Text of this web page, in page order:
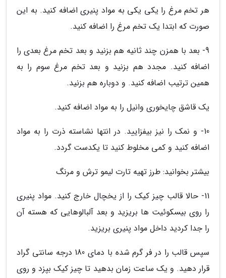
هر تخم مرغ را یکی یکی به مواد پنیری اضافه کنید. به این
صورت که ابتدا یک تخم مرغ را اضافه کنید.
9- بعد با همزن چند ثانیه هم بزنید و بعد تخم مرغ بعدی را
اضافه کنید. مجدد هم بزنید و بعد تخم مرغ سوم را به
همین ترتیب اضافه کنید. و دوباره هم بزنید.
یک قاشق چایخوری وانیل را به مواد اضافه کنید.
10- و نمک را نیز بیفزایید. در انتها نشاسته ذرت را به مواد
اضافه کنید و کمی مخلوط کنید تا یکدست گردد.
بیشتر بخوانید: طرز تهیه تارت لیمو ترش و مرنگ
11- حالا قالب چیز کیک را از یخچال خارج کنید. مواد پنیری
را روی بیسکوئیت ها بریزید و بعد آلبالوهایی که هسته آن
را جدا کردید داخل مواد پنیری بریزید.
سپس قالب را در فر گرم شده با دمای 180 درجه سانتی گراد
قرار دهید. و یک ساعت زمان بدهید تا چیز کیک بپزد و روی